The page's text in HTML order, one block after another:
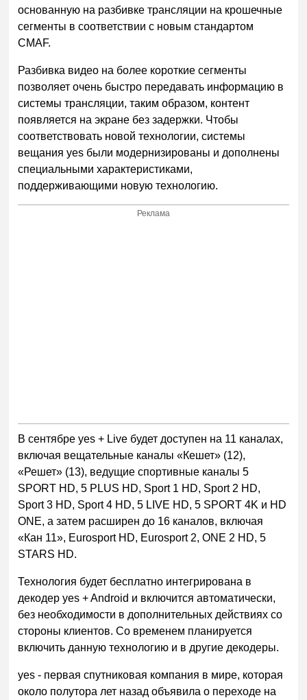
основанную на разбивке трансляции на крошечные
сегменты в соответствии с новым стандартом
CMAF.
Разбивка видео на более короткие сегменты
позволяет очень быстро передавать информацию в
системы трансляции, таким образом, контент
появляется на экране без задержки. Чтобы
соответствовать новой технологии, системы
вещания yes были модернизированы и дополнены
специальными характеристиками,
поддерживающими новую технологию.
Реклама
В сентябре yes + Live будет доступен на 11 каналах,
включая вещательные каналы «Кешет» (12),
«Решет» (13), ведущие спортивные каналы 5
SPORT HD, 5 PLUS HD, Sport 1 HD, Sport 2 HD,
Sport 3 HD, Sport 4 HD, 5 LIVE HD, 5 SPORT 4K и HD
ONE, а затем расширен до 16 каналов, включая
«Кан 11», Eurosport HD, Eurosport 2, ONE 2 HD, 5
STARS HD.
Технология будет бесплатно интегрирована в
декодер yes + Android и включится автоматически,
без необходимости в дополнительных действиях со
стороны клиентов. Со временем планируется
включить данную технологию и в другие декодеры.
yes - первая спутниковая компания в мире, которая
около полутора лет назад объявила о переходе на